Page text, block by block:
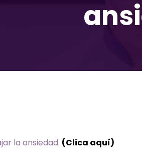
la ansiedad. (Clica aquí)